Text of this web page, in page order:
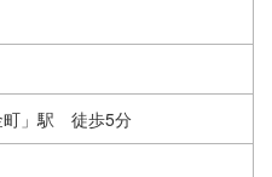
町」駅 徒歩5分